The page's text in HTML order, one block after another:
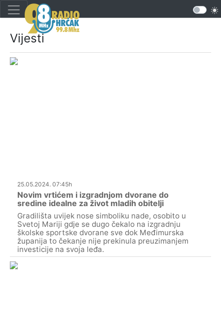
Vijesti
25.05.2024. 07:45h
Novim vrtićem i izgradnjom dvorane do
sredine idealne za život mladih obitelji
Gradilišta uvijek nose simboliku nade, osobito u
Svetoj Mariji gdje se dugo čekalo na izgradnju
školske sportske dvorane sve dok Međimurska
županija to čekanje nije prekinula preuzimanjem
investicije na svoja leđa.